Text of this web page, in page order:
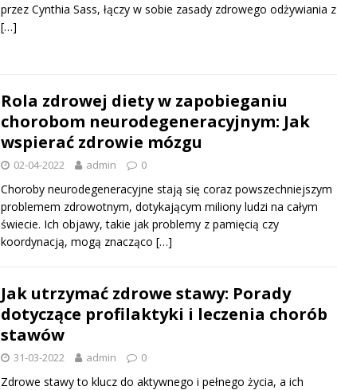
przez Cynthia Sass, łączy w sobie zasady zdrowego odżywiania z
[…]
Rola zdrowej diety w zapobieganiu
chorobom neurodegeneracyjnym: Jak
wspierać zdrowie mózgu
02-04-2022 admin 0
Choroby neurodegeneracyjne stają się coraz powszechniejszym
problemem zdrowotnym, dotykającym miliony ludzi na całym
świecie. Ich objawy, takie jak problemy z pamięcią czy
koordynacją, mogą znacząco […]
Jak utrzymać zdrowe stawy: Porady
dotyczące profilaktyki i leczenia chorób
stawów
31-03-2022 admin 0
Zdrowe stawy to klucz do aktywnego i pełnego życia, a ich